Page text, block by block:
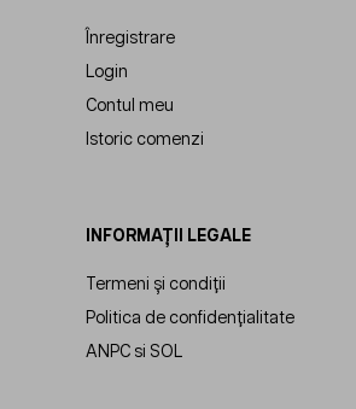
Înregistrare
Login
Contul meu
Istoric comenzi
INFORMAȚII LEGALE
Termeni și condiții
Politica de confidențialitate
ANPC si SOL